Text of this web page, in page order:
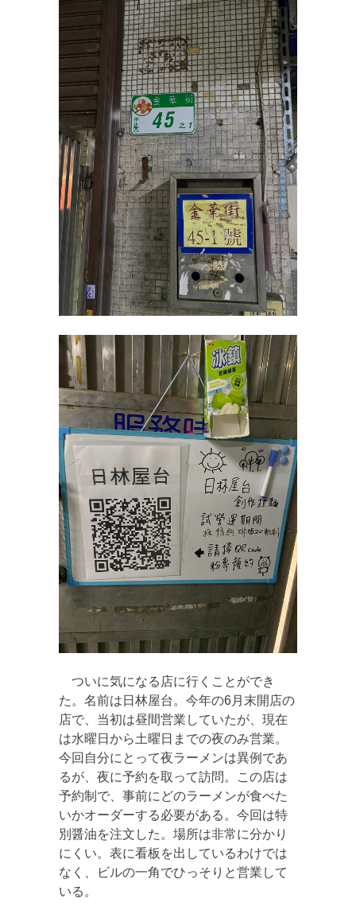
ついに気になる店に行くことができ
た。名前は日林屋台。今年の6月末開店の
店で、当初は昼間営業していたが、現在
は水曜日から土曜日までの夜のみ営業。
今回自分にとって夜ラーメンは異例であ
るが、夜に予約を取って訪問。この店は
予約制で、事前にどのラーメンが食べた
いかオーダーする必要がある。今回は特
別醤油を注文した。場所は非常に分かり
にくい。表に看板を出しているわけでは
なく、ビルの一角でひっそりと営業して
いる。